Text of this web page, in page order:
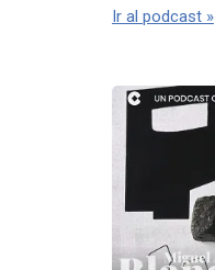
Ir al podcast »